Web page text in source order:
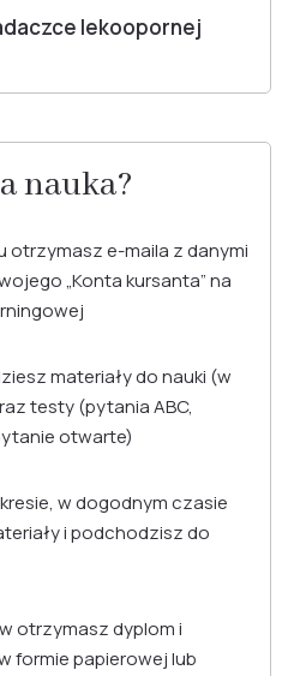
lekoopornej
nauka?
otrzymasz e-maila z danymi
„Konta kursanta” na
materiały do nauki (w
testy (pytania ABC,
otwarte)
w dogodnym czasie
i podchodzisz do
otrzymasz dyplom i
formie papierowej lub